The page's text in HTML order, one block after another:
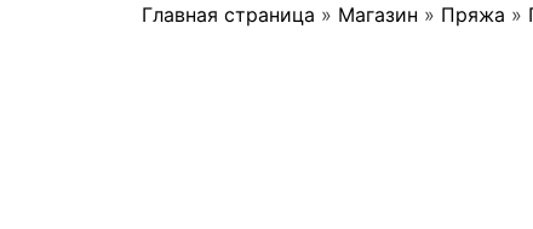
Главная страница » Магазин » Пряжа »